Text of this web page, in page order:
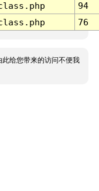
94
76
给您带来的访问不便我